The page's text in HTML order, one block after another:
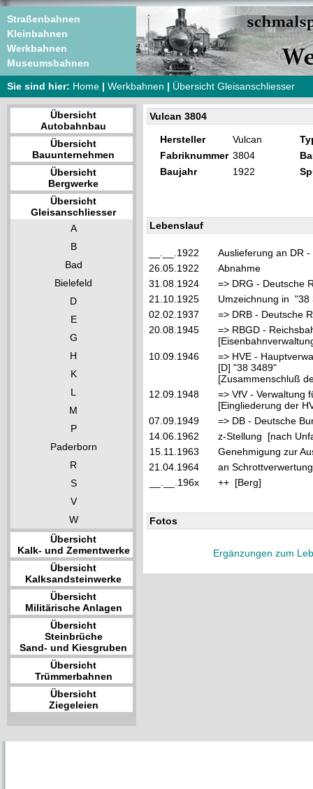
Straßenbahnen
Kleinbahnen
Werkbahnen
Museumsbahnen
Sie sind hier: Home | Werkbahnen | Übersicht Gleisanschliesser
Übersicht
Autobahnbau
Übersicht
Bauunternehmen
Übersicht
Bergwerke
Übersicht
Gleisanschliesser
A
B
Bad
Bielefeld
D
E
G
H
K
L
M
P
Paderborn
R
S
V
W
Übersicht
Kalk- und Zementwerke
Übersicht
Kalksandsteinwerke
Übersicht
Militärische Anlagen
Übersicht
Steinbrüche
Sand- und Kiesgruben
Übersicht
Trümmerbahnen
Übersicht
Ziegeleien
Vulcan 3804
Hersteller Vulcan
Fabriknummer 3804
Baujahr
1922
Lebenslauf
__.__.1922
Auslieferung an DR
26.05.1922
Abnahme
31.08.1924
=> DRG - Deutsche
21.10.1925
Umzeichnung in
02.02.1937
=> DRB - Deutsche
20.08.1945
=> RBGD -
10.09.1946
=> HVE -
[D] "38 3489"
[Zusammenschluß
12.09.1948
=> VfV - Verwaltung
[Eingliederung der
07.09.1949
=> DB - Deutsche
14.06.1962
z-Stellung [nach
15.11.1963
Genehmigung zur
21.04.1964
an
__.__.196x
++ [Berg]
Fotos
Ergänzungen zum